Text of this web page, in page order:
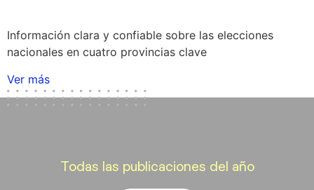
Información clara y confiable sobre las elecciones
nacionales en cuatro provincias clave
Ver más
Todas las publicaciones del año